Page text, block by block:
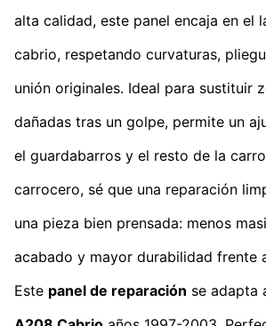
alta calidad, este panel encaja en el
cabrio, respetando curvaturas,
unión originales. Ideal para sustituir
dañadas tras un golpe, permite un
el guardabarros y el resto de la
carrocero, sé que una reparación
una pieza bien prensada: menos
acabado y mayor durabilidad frente
Este panel de reparación se adapta